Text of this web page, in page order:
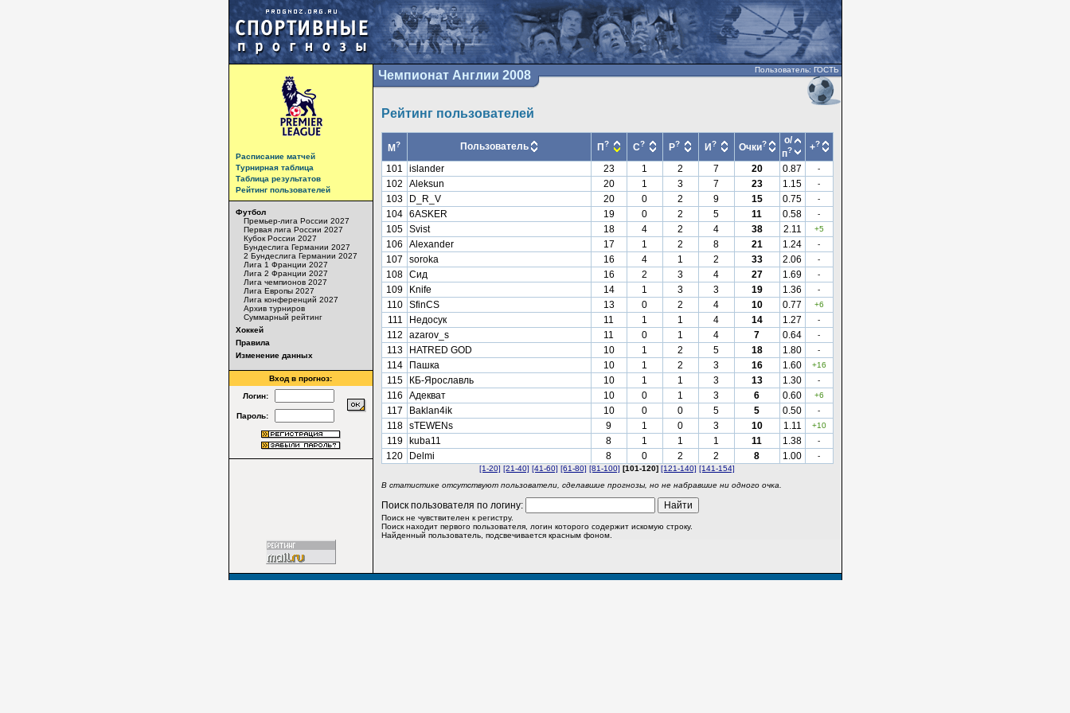
Расписание матчей
Турнирная таблица
Таблица результатов
Рейтинг пользователей
Футбол
Премьер-лига России 2027
Первая лига России 2027
Кубок России 2027
Бундеслига Германии 2027
2 Бундеслига Германии 2027
Лига 1 Франции 2027
Лига 2 Франции 2027
Лига чемпионов 2027
Лига Европы 2027
Лига конференций 2027
Архив турниров
Суммарный рейтинг
Хоккей
Правила
Изменение данных
Вход в прогноз:
Логин:
Пароль:
Чемпионат Англии 2008 Пользователь: ГОСТЬ
Рейтинг пользователей
М? Пользователь П? С? Р? И? Очки?
о/
п? +?
101 islander 23 1 2 7 20 0.87 -
102 Aleksun 20 1 3 7 23 1.15 -
103 D_R_V 20 0 2 9 15 0.75 -
104 6ASKER 19 0 2 5 11 0.58 -
105 Svist 18 4 2 4 38 2.11 +5
106 Alexander 17 1 2 8 21 1.24 -
107 soroka 16 4 1 2 33 2.06 -
108 Сид 16 2 3 4 27 1.69 -
109 Knife 14 1 3 3 19 1.36 -
110 SfinCS 13 0 2 4 10 0.77 +6
111 Недосук 11 1 1 4 14 1.27 -
112 azarov_s 11 0 1 4 7 0.64 -
113 HATRED GOD 10 1 2 5 18 1.80 -
114 Пашка 10 1 2 3 16 1.60 +16
115 КБ-Ярославль 10 1 1 3 13 1.30 -
116 Адекват 10 0 1 3 6 0.60 +6
117 Baklan4ik 10 0 0 5 5 0.50 -
118 sTEWENs 9 1 0 3 10 1.11 +10
119 kuba11 8 1 1 1 11 1.38 -
120 Delmi 8 0 2 2 8 1.00
-
[1-20] [21-40] [41-60] [61-80] [81-100] [101-120] [121-140] [141-154]
В статистике отсутствуют пользователи, сделавшие прогнозы, но не набравшие ни одного очка.
Поиск пользователя по логину:
Поиск не чувствителен к регистру.
Поиск находит первого пользователя, логин которого содержит искомую строку.
Найденный пользователь, подсвечивается красным фоном.